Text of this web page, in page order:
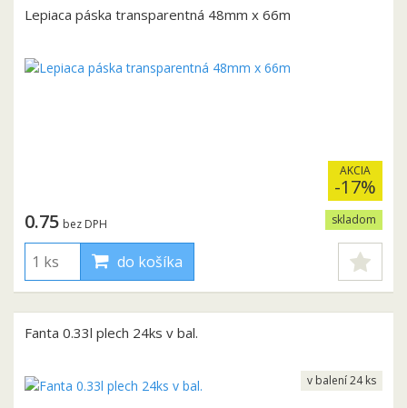
Lepiaca páska transparentná 48mm x 66m
AKCIA
-17%
skladom
0.75 bez DPH
do košíka
Fanta 0.33l plech 24ks v bal.
v balení 24 ks